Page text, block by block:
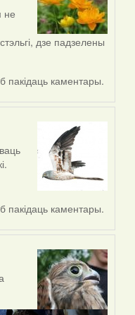
не
дзе падзелены
пакідаць каментары.
пакідаць каментары.